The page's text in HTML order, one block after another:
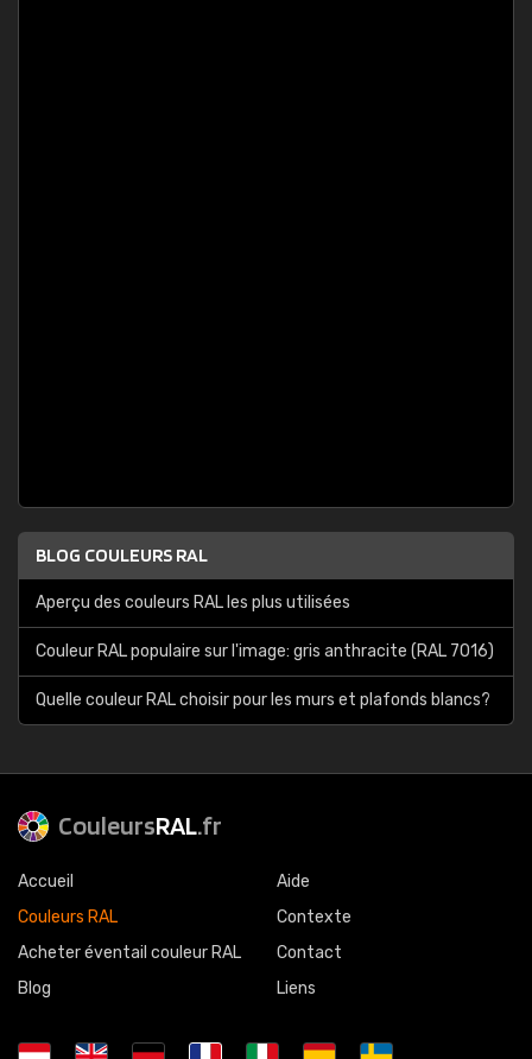
BLOG COULEURS RAL
Aperçu des couleurs RAL les plus utilisées
Couleur RAL populaire sur l'image: gris anthracite (RAL 7016)
Quelle couleur RAL choisir pour les murs et plafonds blancs?
CouleursRAL.fr
Accueil
Couleurs RAL
Acheter éventail couleur RAL
Blog
Aide
Contexte
Contact
Liens